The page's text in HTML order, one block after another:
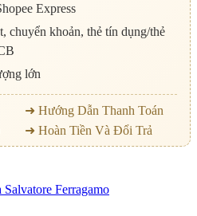
Express
chuyển khoản, thẻ tín dụng/thẻ
lớn
➜ Hướng Dẫn Thanh Toán
➜ Hoàn Tiền Và Đổi Trả
Ferragamo